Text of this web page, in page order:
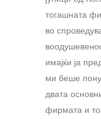
тогашната
во
имајќи ја
ми беше
двата
фирмата и